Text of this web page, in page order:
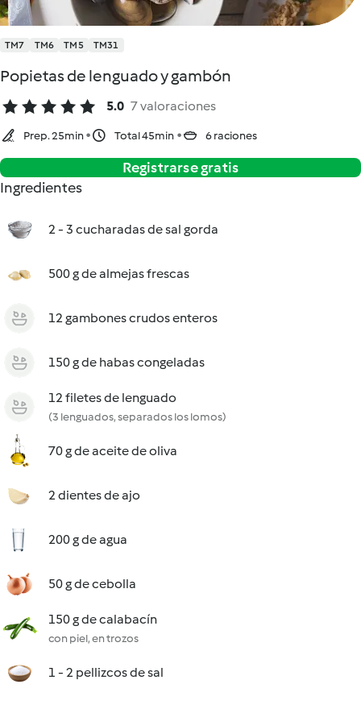
TM7 TM6 TM5 TM31
Popietas de lenguado y gambón
5.0 7 valoraciones
Prep. 25min Total 45min 6 raciones
Registrarse gratis
Ingredientes
2 - 3 cucharadas de sal gorda
500 g de almejas frescas
12 gambones crudos enteros
150 g de habas congeladas
12 filetes de lenguado
(3 lenguados, separados los lomos)
70 g de aceite de oliva
2 dientes de ajo
200 g de agua
50 g de cebolla
150 g de calabacín
con piel, en trozos
1 - 2 pellizcos de sal